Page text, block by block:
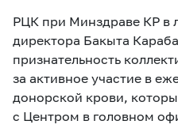
РЦК при Минздраве КР в
директора Бакыта
признательность
за активное участие в
донорской крови,
с Центром в головном